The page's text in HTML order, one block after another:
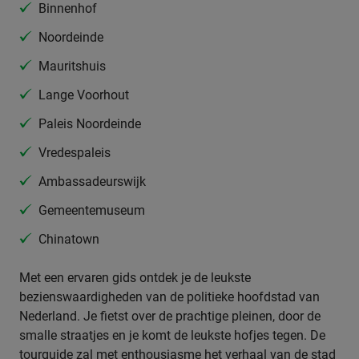
Binnenhof
Noordeinde
Mauritshuis
Lange Voorhout
Paleis Noordeinde
Vredespaleis
Ambassadeurswijk
Gemeentemuseum
Chinatown
Met een ervaren gids ontdek je de leukste
bezienswaardigheden van de politieke hoofdstad van
Nederland. Je fietst over de prachtige pleinen, door de
smalle straatjes en je komt de leukste hofjes tegen. De
tourguide zal met enthousiasme het verhaal van de stad